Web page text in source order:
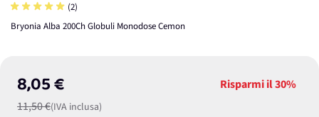
(2)
Bryonia Alba 200Ch Globuli Monodose Cemon
8,05 €
11,50 €(IVA inclusa)
Risparmi il30%